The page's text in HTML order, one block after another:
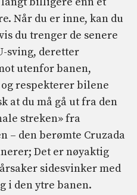
Når du er inne, kan du
du trenger de senere
sving, deretter
utenfor banen,
respekterer bilene
at du må gå ut fra den
streken» fra
– den berømte Cruzada
Det er nøyaktig
sidesvinker med
i den ytre banen.